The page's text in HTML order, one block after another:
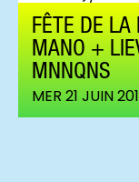
FÊTE DE
MANO +
MNNQNS
MER 21 JUIN